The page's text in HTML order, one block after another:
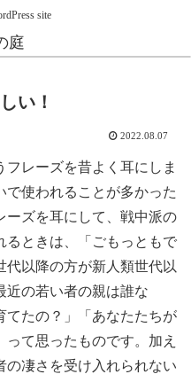
site
庭
い！
2022.08.07
レーズを昔よく耳にしま
で使われることが多かった
ーズを耳にして、戦中派の
るときは、「ごもっともで
以降の方が新人類世代以
近の若い者の親は誰な
てたの？」「あなたたちが
て思ったものです。加え
の凄さを受け入れられない